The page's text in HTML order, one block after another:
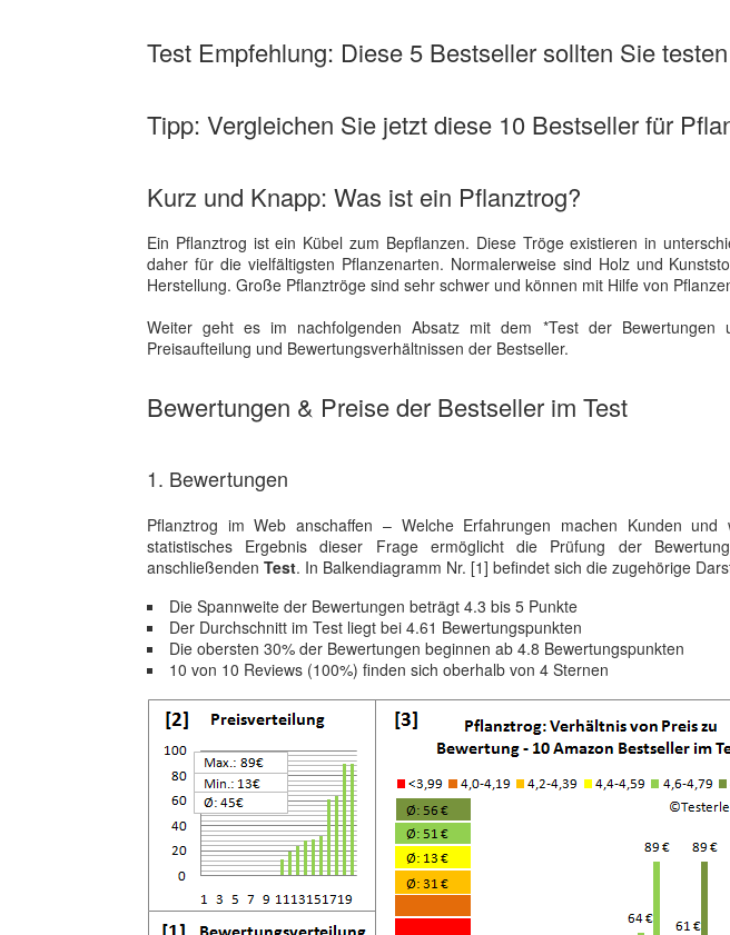
Test Empfehlung: Diese 5 Bestseller sollten Sie testen
Tipp: Vergleichen Sie jetzt diese 10 Bestseller für
Kurz und Knapp: Was ist ein Pflanztrog?
Ein Pflanztrog ist ein Kübel zum Bepflanzen. Diese Tröge existieren in
daher für die vielfältigsten Pflanzenarten. Normalerweise sind Holz und
Herstellung. Große Pflanztröge sind sehr schwer und können mit Hilfe von
Weiter geht es im nachfolgenden Absatz mit dem *Test der Bewertungen
Preisaufteilung und Bewertungsverhältnissen der Bestseller.
Bewertungen & Preise der Bestseller im Test
1. Bewertungen
Pflanztrog im Web anschaffen – Welche Erfahrungen machen Kunden
statistisches Ergebnis dieser Frage ermöglicht die Prüfung der
anschließenden Test. In Balkendiagramm Nr. [1] befindet sich die zugehörige
Die Spannweite der Bewertungen beträgt 4.3 bis 5 Punkte
Der Durchschnitt im Test liegt bei 4.61 Bewertungspunkten
Die obersten 30% der Bewertungen beginnen ab 4.8 Bewertungspunkten
10 von 10 Reviews (100%) finden sich oberhalb von 4 Sternen